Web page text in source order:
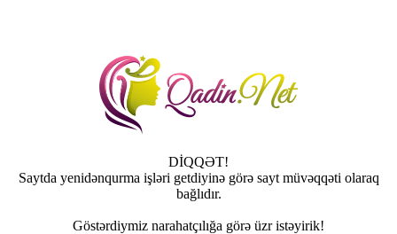
DİQQƏT!
Saytda yenidənqurma işləri getdiyinə görə sayt müvəqqəti olaraq
bağlıdır.
Göstərdiymiz narahatçılığa görə üzr istəyirik!